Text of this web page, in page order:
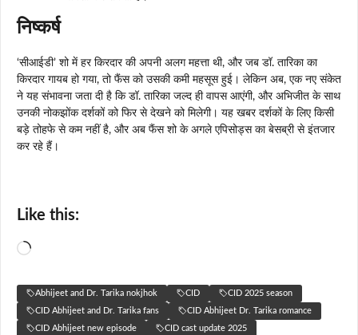
निष्कर्ष
‘सीआईडी’ शो में हर किरदार की अपनी अलग महत्ता थी, और जब डॉ. तारिका का
किरदार गायब हो गया, तो फैंस को उसकी कमी महसूस हुई। लेकिन अब, एक नए संकेत
ने यह संभावना जता दी है कि डॉ. तारिका जल्द ही वापस आएंगी, और अभिजीत के साथ
उनकी नोकझोंक दर्शकों को फिर से देखने को मिलेगी। यह खबर दर्शकों के लिए किसी
बड़े तोहफे से कम नहीं है, और अब फैंस शो के अगले एपिसोड्स का बेसब्री से इंतजार
कर रहे हैं।
Like this:
Loading…
Abhijeet and Dr. Tarika nokjhok CID
CID 2025 season
CID Abhijeet and Dr. Tarika fans
CID Abhijeet Dr. Tarika romance
CID Abhijeet new episode
CID cast update 2025